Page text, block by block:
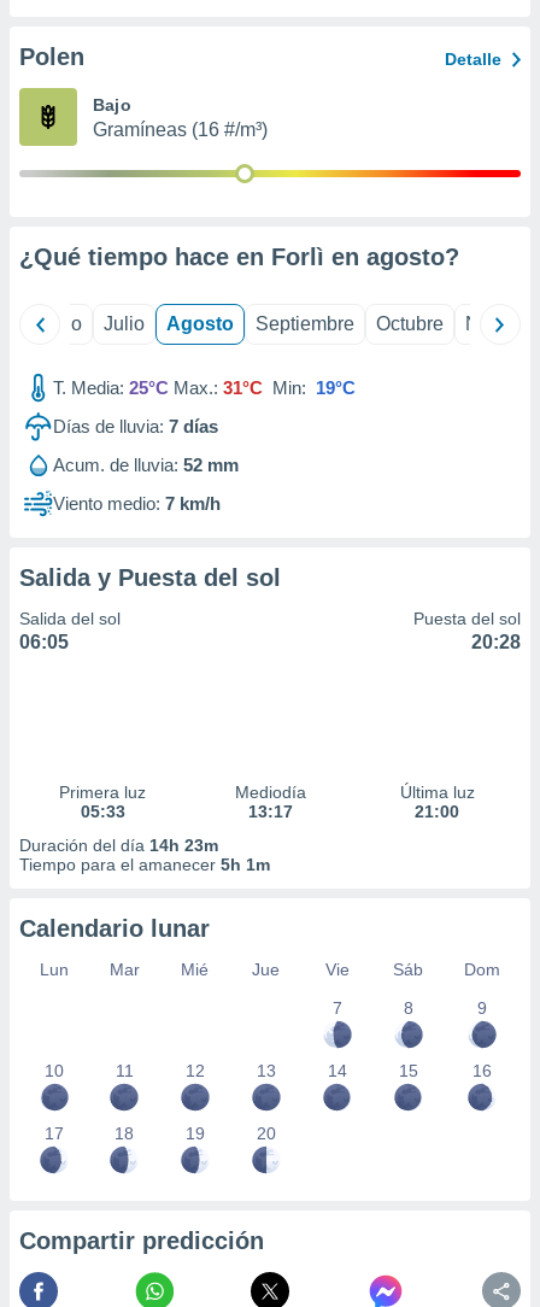
e
mediante
publicidad
publicidad
1199
Polen Detalle
Bajo
Gramíneas (16 #/m³)
¿Qué tiempo hace en Forlì en agosto?
Junio Julio Agosto Septiembre Octubre
T. Media: 25°C Max.: 31°C Min: 19°C
Días de lluvia: 7 días
Acum. de lluvia: 52 mm
Viento medio: 7 km/h
Salida y Puesta del sol
Salida del sol
06:05
Puesta del sol
20:28
Primera luz
05:33
Mediodía
13:17
Última luz
21:00
Duración del día 14h 23m
Tiempo para el amanecer 5h 1m
Calendario lunar
Lun Mar Mié Jue Vie Sáb
Dom
7
8 9
10 11 12 13 14 15 16
17 18 19 20
Compartir predicción